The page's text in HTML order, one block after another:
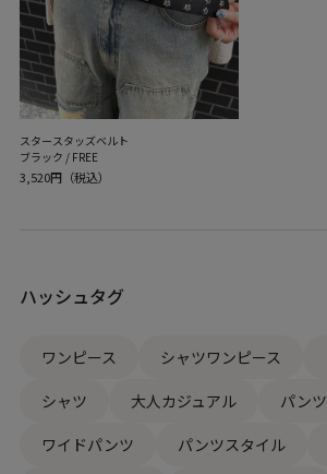
スタースタッズベルト
ブラック / FREE
3,520円（税込）
ハッシュタグ
ワンピース シャツワンピース
シャツ
大人カジュアル パンツ
ワイドパンツ
パンツスタイル